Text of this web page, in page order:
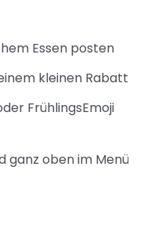
Essen posten
kleinen Rabatt
FrühlingsEmoji
ganz oben im Menü